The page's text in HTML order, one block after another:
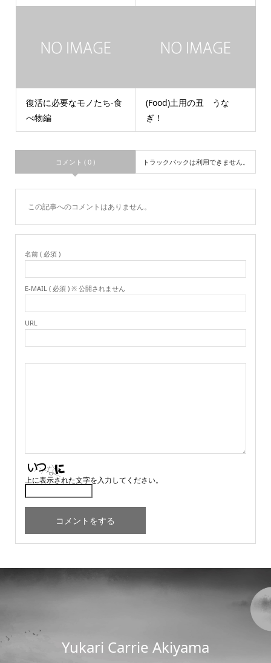
復活に必要なモノたち-食
べ物編
(Food)土用の丑 うな
ぎ！
コメント ( 0 ) トラックバックは利用できません。
この記事へのコメントはありません。
名前 ( 必須 )
E-MAIL ( 必須 ) ※ 公開されません
URL
上に表示された文字を入力してください。
Yukari Carrie Akiyama